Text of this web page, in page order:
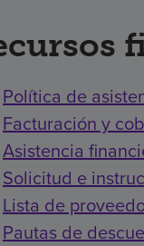
Política de
Facturación y
Asistencia
Solicitud e
Lista de
Pautas de